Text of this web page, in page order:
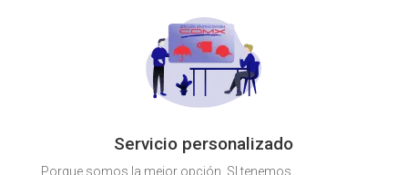
Servicio personalizado
Porque somos la mejor opción. SI tenemos